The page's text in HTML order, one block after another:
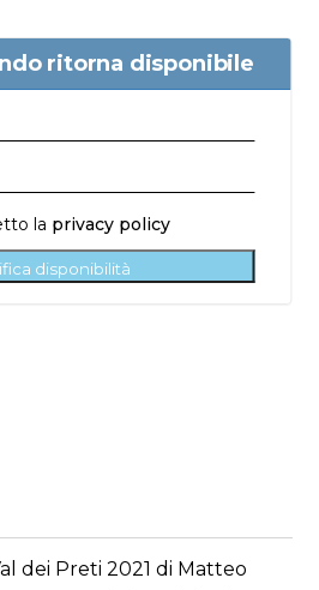
ritorna disponibile
la privacy policy
disponibilità
dei Preti 2021 di Matteo